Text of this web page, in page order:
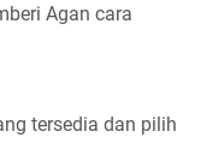
Agan cara
tersedia dan pilih